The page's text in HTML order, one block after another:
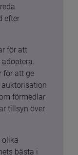
efter
för att
för att ge
auktorisation
förmedlar
tillsyn över
olika
bästa i